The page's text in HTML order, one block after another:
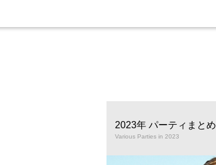
2023年 パーティまとめ
Various Parties in 2023